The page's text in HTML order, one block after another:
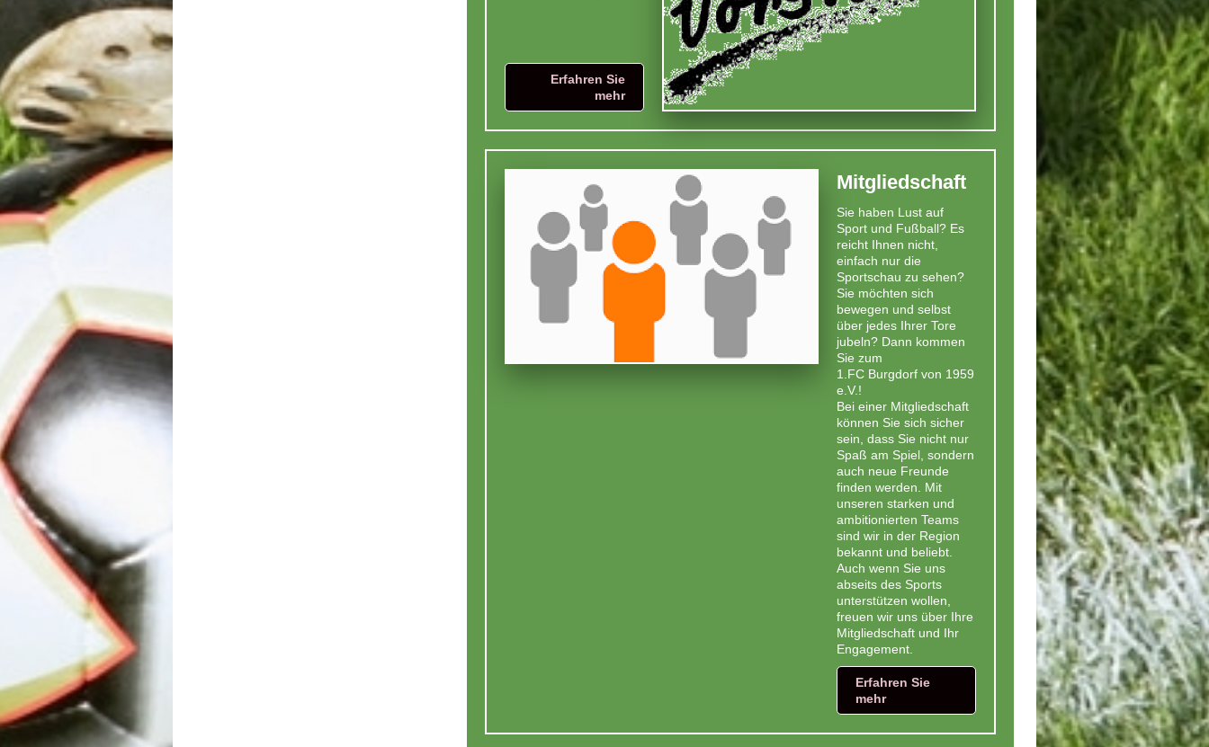
Erfahren Sie
mehr
Mitgliedschaft
Sie haben Lust auf
Sport und Fußball? Es
reicht Ihnen nicht,
einfach nur die
Sportschau zu sehen?
Sie möchten sich
bewegen und selbst
über jedes Ihrer Tore
jubeln? Dann kommen
Sie zum
1.FC Burgdorf von 1959
e.V.!
Bei einer Mitgliedschaft
können Sie sich sicher
sein, dass Sie nicht nur
Spaß am Spiel, sondern
auch neue Freunde
finden werden. Mit
unseren starken und
ambitionierten Teams
sind wir in der Region
bekannt und beliebt.
Auch wenn Sie uns
abseits des Sports
unterstützen wollen,
freuen wir uns über Ihre
Mitgliedschaft und Ihr
Engagement.
Erfahren Sie
mehr